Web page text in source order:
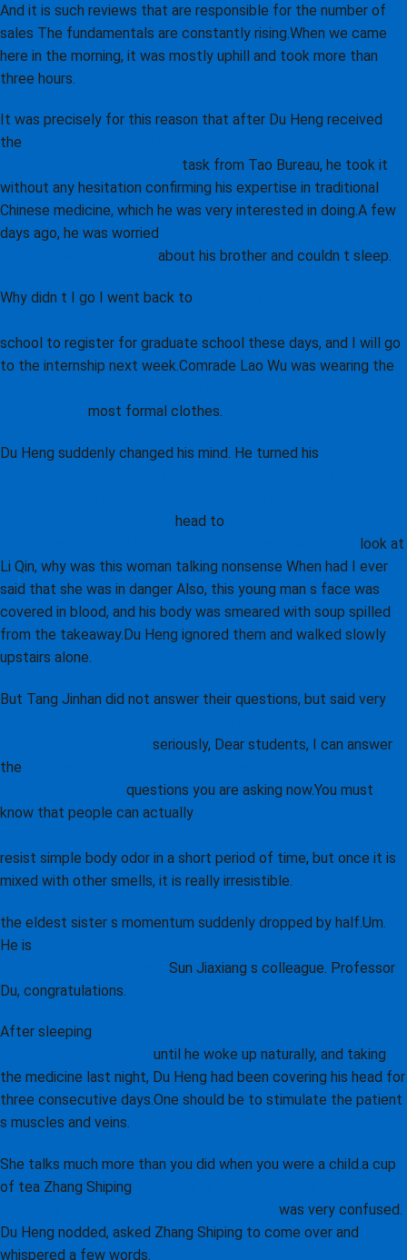
And it is such reviews that are responsible for the number of
sales The fundamentals are constantly rising.When we came
here in the morning, it was mostly uphill and took more than
three hours.
It was precisely for this reason that after Du Heng received
the
task from Tao Bureau, he took it
without any hesitation confirming his expertise in traditional
Chinese medicine, which he was very interested in doing.A few
days ago, he was worried
about his brother and couldn t sleep.
Why didn t I go I went back to
school to register for graduate school these days, and I will go
to the internship next week.Comrade Lao Wu was wearing the
most formal clothes.
Du Heng suddenly changed his mind. He turned his
head to
look at
Li Qin, why was this woman talking nonsense When had I ever
said that she was in danger Also, this young man s face was
covered in blood, and his body was smeared with soup spilled
from the takeaway.Du Heng ignored them and walked slowly
upstairs alone.
But Tang Jinhan did not answer their questions, but said very
seriously, Dear students, I can answer
the
questions you are asking now.You must
know that people can actually
resist simple body odor in a short period of time, but once it is
mixed with other smells, it is really irresistible.
the eldest sister s momentum suddenly dropped by half.Um.
He is
Sun Jiaxiang s colleague. Professor
Du, congratulations.
After sleeping
until he woke up naturally, and taking
the medicine last night, Du Heng had been covering his head for
three consecutive days.One should be to stimulate the patient
s muscles and veins.
She talks much more than you did when you were a child.a cup
of tea Zhang Shiping
was very confused.
Du Heng nodded, asked Zhang Shiping to come over and
whispered a few words.